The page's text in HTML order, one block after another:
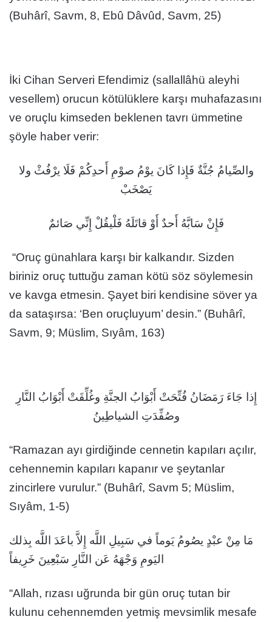
(Buhârî, Savm, 8, Ebû Dâvûd, Savm, 25)
İki Cihan Serveri Efendimiz (sallallâhü aleyhi
vesellem) orucun kötülüklere karşı muhafazasını
ve oruçlu kimseden beklenen tavrı ümmetine
şöyle haber verir:
والصِّيامُ جُنَّةٌ فَإِذا كَانَ يوْمُ صوْمِ أَحدِكُمْ فَلَا يرْفُثْ ولا
يَصْخَبْ
فَإِنْ سَابَّهُ أَحدٌ أَوْ قاتَلَهُ فَلْيقُلْ إِنِّي صَائمٌ
“Oruç günahlara karşı bir kalkandır. Sizden
biriniz oruç tuttuğu zaman kötü söz söylemesin
ve kavga etmesin. Şayet biri kendisine söver ya
da sataşırsa: ‘Ben oruçluyum’ desin.” (Buhârî,
Savm, 9; Müslim, Sıyâm, 163)
إِذا جَاءَ رَمَضَانُ فُتِّحَتْ أَبْوَابُ الجنَّةِ وغُلِّقَتْ أَبْوَابُ النَّارِ
وصُفِّدَتِ الشياطِينُ
“Ramazan ayı girdiğinde cennetin kapıları açılır,
cehennemin kapıları kapanır ve şeytanlar
zincirlere vurulur.” (Buhârî, Savm 5; Müslim,
Sıyâm, 1-5)
مَا مِنْ عبْدٍ يصُومُ يَوماً في سَبِيلِ اللَّه إِلاَّ باعَدَ اللَّه بِذلك
اليَومِ وَجْهَهُ عَن النَّارِ سَبْعِينَ خَرِيفاً
“Allah, rızası uğrunda bir gün oruç tutan bir
kulunu cehennemden yetmiş mevsimlik mesafe